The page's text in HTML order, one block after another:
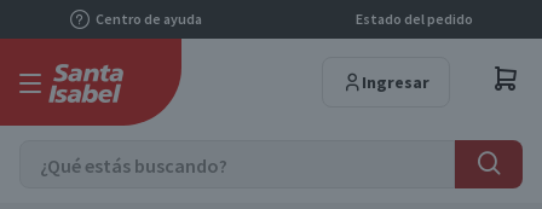
Centro de ayuda Estado del pedido
Ingresar